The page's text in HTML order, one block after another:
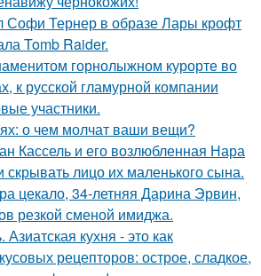
Софи Тернер в образе Лары крофт
Tomb Raider.
горнолыжном курорте во
к русской гламурной компании
участники.
о чем молчат ваши вещи?
Кассель и его возлюбленная Нара
скрывать лицо их маленького сына.
цекало, 34-летняя Дарина Эрвин,
резкой сменой имиджа.
Азиатская кухня - это как
рецепторов: острое, сладкое,